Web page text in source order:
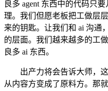
良多 agent 东西中的代码只
理。我们但愿老板把工做层
来的钥匙。让我们和 ai 沟通
的层面。我们越来越多的工
良多 ai 东西。
出产力将会告诉大师，这
从内容方变成了原料方。那